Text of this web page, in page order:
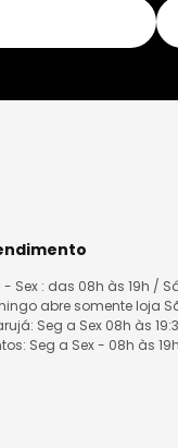
- Sex : das 08h às 19h /
abre somente loja
Seg a Sex 08h às
Seg a Sex - 08h às